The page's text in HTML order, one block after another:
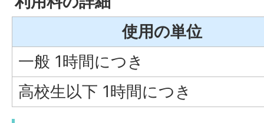
使用の単位
一般 1時間につき
高校生以下 1時間につき